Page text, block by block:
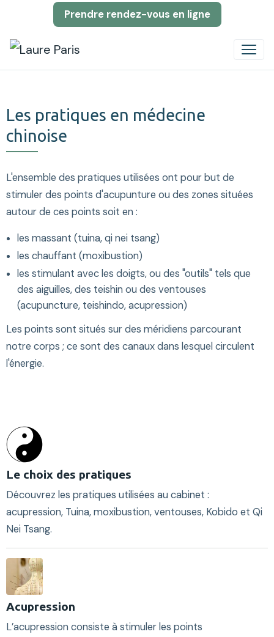
Prendre rendez-vous en ligne
Les pratiques en médecine
chinoise
L'ensemble des pratiques utilisées ont pour but de
stimuler des points d'acupunture ou des zones situées
autour de ces points soit en :
les massant (tuina, qi nei tsang)
les chauffant (moxibustion)
les stimulant avec les doigts, ou des "outils" tels que
des aiguilles, des teishin ou des ventouses
(acupuncture, teishindo, acupression)
Les points sont situés sur des méridiens parcourant
notre corps ; ce sont des canaux dans lesquel circulent
l'énergie.
Le choix des pratiques
Découvrez les pratiques utilisées au cabinet :
acupression, Tuina, moxibustion, ventouses, Kobido et Qi
Nei Tsang.
Acupression
L’acupression consiste à stimuler les points